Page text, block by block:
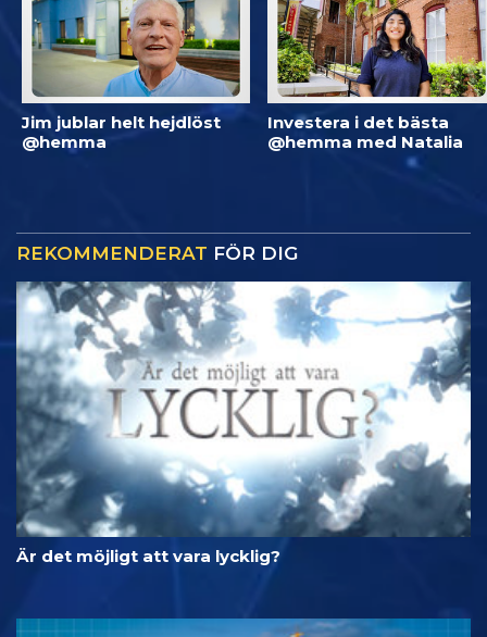
Jim jublar helt hejdlöst
@hemma
Investera i det bästa
@hemma med Natalia
REKOMMENDERAT FÖR DIG
Är det möjligt att vara lycklig?